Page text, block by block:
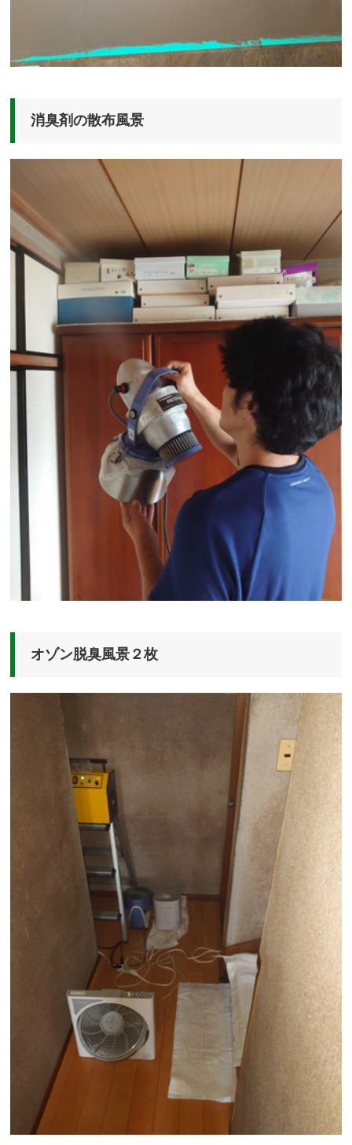
消臭剤の散布風景
オゾン脱臭風景２枚